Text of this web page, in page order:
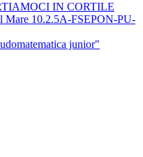
IN CORTILE
Mare 10.2.5A-FSEPON-PU-
junior"